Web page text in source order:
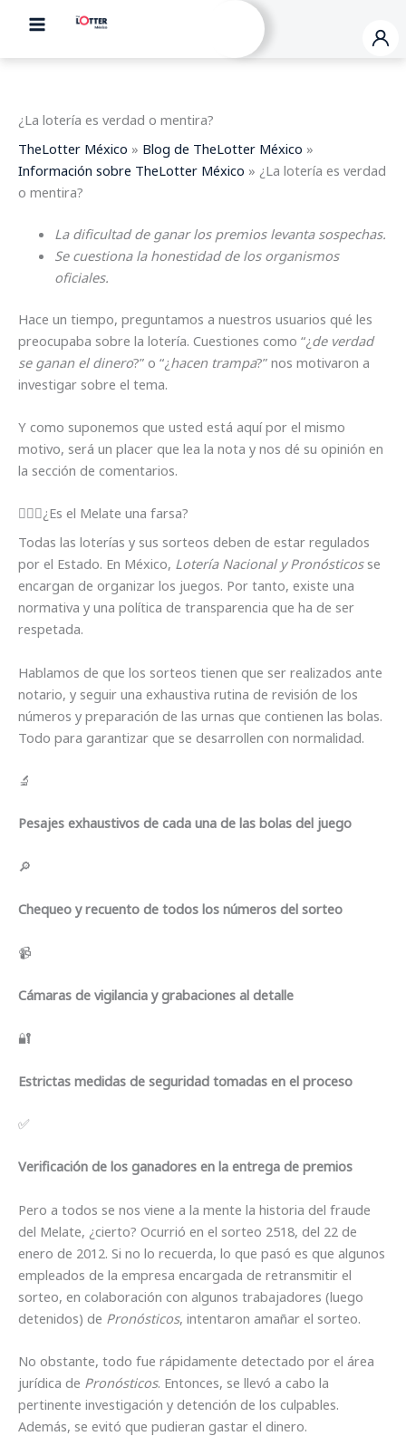
contenido
¿La lotería es verdad o mentira?
TheLotter México » Blog de TheLotter México »
Información sobre TheLotter México » ¿La lotería es verdad
o mentira?
La dificultad de ganar los premios levanta sospechas.
Se cuestiona la honestidad de los organismos
oficiales.
Hace un tiempo, preguntamos a nuestros usuarios qué les
preocupaba sobre la lotería. Cuestiones como “¿de verdad
se ganan el dinero?” o “¿hacen trampa?” nos motivaron a
investigar sobre el tema.
Y como suponemos que usted está aquí por el mismo
motivo, será un placer que lea la nota y nos dé su opinión en
la sección de comentarios.
🕵🏽‍♀️¿Es el Melate una farsa?
Todas las loterías y sus sorteos deben de estar regulados
por el Estado. En México, Lotería Nacional y Pronósticosse
encargan de organizar los juegos. Por tanto, existe una
normativa y una política de transparencia que ha de ser
respetada.
Hablamos de que los sorteos tienen que ser realizados ante
notario, y seguir una exhaustiva rutina de revisión de los
números y preparación de las urnas que contienen las bolas.
Todo para garantizar que se desarrollen con normalidad.
🔬
Pesajes exhaustivos de cada una de las bolas del juego
🔎
Chequeo y recuento de todos los números del sorteo
📹
Cámaras de vigilancia y grabaciones al detalle
🔐
Estrictas medidas de seguridad tomadas en el proceso
✅
Verificación de los ganadores en la entrega de premios
Pero a todos se nos viene a la mente la historia del fraude
del Melate, ¿cierto? Ocurrió en el sorteo 2518, del 22 de
enero de 2012. Si no lo recuerda, lo que pasó es que algunos
empleados de la empresa encargada de retransmitir el
sorteo, en colaboración con algunos trabajadores (luego
detenidos) de Pronósticos, intentaron amañar el sorteo.
No obstante, todo fue rápidamente detectado por el área
jurídica de Pronósticos. Entonces, se llevó a cabo la
pertinente investigación y detención de los culpables.
Además, se evitó que pudieran gastar el dinero.